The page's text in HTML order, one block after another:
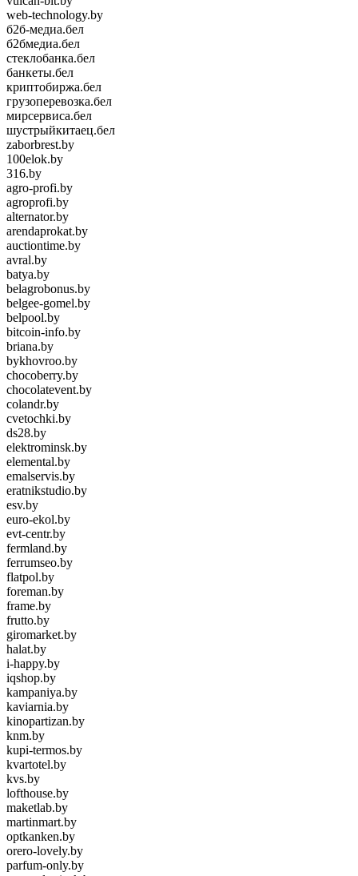
web-technology.by
б2б-медиа.бел
б2бмедиа.бел
стеклобанка.бел
банкеты.бел
криптобиржа.бел
грузоперевозка.бел
мирсервиса.бел
шустрыйкитаец.бел
zaborbrest.by
100elok.by
316.by
agro-profi.by
agroprofi.by
alternator.by
arendaprokat.by
auctiontime.by
avral.by
batya.by
belagrobonus.by
belgee-gomel.by
belpool.by
bitcoin-info.by
briana.by
bykhovroo.by
chocoberry.by
chocolatevent.by
colandr.by
cvetochki.by
ds28.by
elektrominsk.by
elemental.by
emalservis.by
eratnikstudio.by
esv.by
euro-ekol.by
evt-centr.by
fermland.by
ferrumseo.by
flatpol.by
foreman.by
frame.by
frutto.by
giromarket.by
halat.by
i-happy.by
iqshop.by
kampaniya.by
kaviarnia.by
kinopartizan.by
knm.by
kupi-termos.by
kvartotel.by
kvs.by
lofthouse.by
maketlab.by
martinmart.by
optkanken.by
orero-lovely.by
parfum-only.by